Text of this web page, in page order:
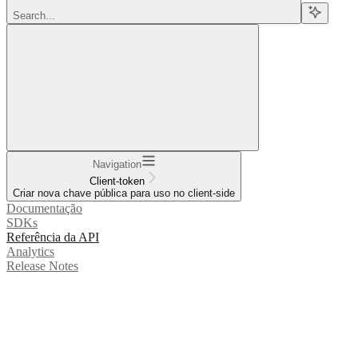
Search...
Navigation
Client-token
Criar nova chave pública para uso no client-side
Documentação
SDKs
Referência da API
Analytics
Release Notes